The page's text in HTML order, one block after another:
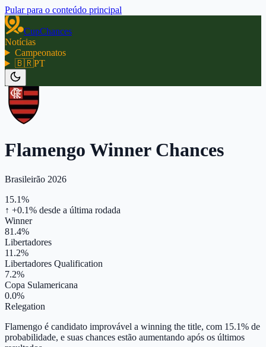
Pular para o conteúdo principal
CupChances
Notícias
Campeonatos
🇧🇷PT
Flamengo Winner Chances
Brasileirão 2026
15.1%
↑ +0.1% desde a última rodada
Winner
81.4%
Libertadores
11.2%
Libertadores Qualification
7.2%
Copa Sulamericana
0.0%
Relegation
Flamengo é candidato improvável a winning the title, com 15.1% de
probabilidade, e suas chances estão aumentando após os últimos